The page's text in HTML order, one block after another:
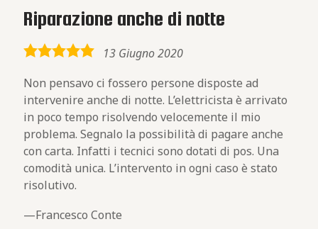
Riparazione anche di notte
5,0
13 Giugno 2020
Non pensavo ci fossero persone disposte ad
intervenire anche di notte. L’elettricista è arrivato
in poco tempo risolvendo velocemente il mio
problema. Segnalo la possibilità di pagare anche
con carta. Infatti i tecnici sono dotati di pos. Una
comodità unica. L’intervento in ogni caso è stato
risolutivo.
Francesco Conte